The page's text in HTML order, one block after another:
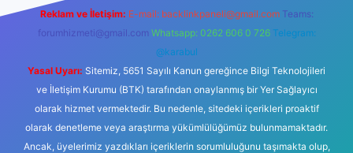
Reklam ve İletişim: E-mail: backlinkpaneli@gmail.com Teams:
forumhizmeti@gmail.com Whatsapp: 0262 606 0 726 Telegram:
@karabul
Yasal Uyarı: Sitemiz, 5651 Sayılı Kanun gereğince Bilgi Teknolojileri
ve İletişim Kurumu (BTK) tarafından onaylanmış bir Yer Sağlayıcı
olarak hizmet vermektedir. Bu nedenle, sitedeki içerikleri proaktif
olarak denetleme veya araştırma yükümlülüğümüz bulunmamaktadır.
Ancak, üyelerimiz yazdıkları içeriklerin sorumluluğunu taşımakta olup,